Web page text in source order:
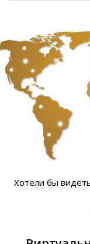
Хотели бы